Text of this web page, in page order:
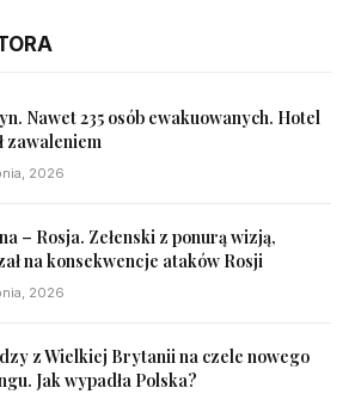
Nawet 235 osób ewakuowanych. Hotel
zawaleniem
2026
– Rosja. Zełenski z ponurą wizją,
na konsekwencje ataków Rosji
2026
z Wielkiej Brytanii na czele nowego
Jak wypadła Polska?